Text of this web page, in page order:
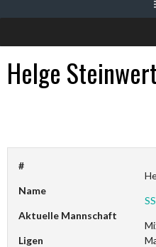
Helge
#
Name
Aktuelle Mannschaft
Ligen